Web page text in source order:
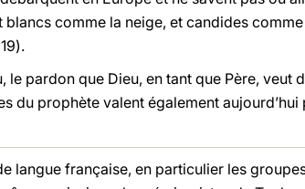
blancs comme la neige, et candides
le pardon que Dieu, en tant que Père,
du prophète valent également
langue française, en particulier les